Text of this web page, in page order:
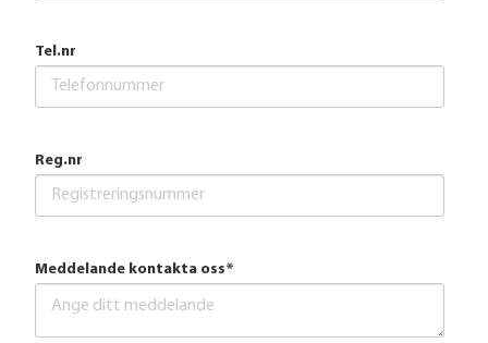
Tel.nr
Reg.nr
Meddelande kontakta oss*